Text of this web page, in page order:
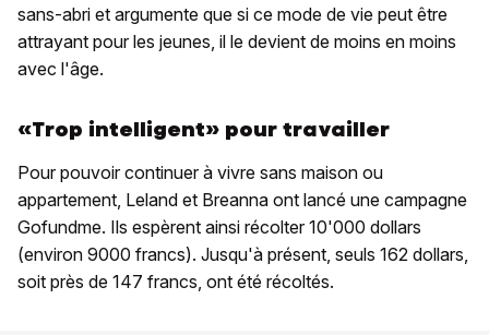
sans-abri et argumente que si ce mode de vie peut être
attrayant pour les jeunes, il le devient de moins en moins
avec l'âge.
«Trop intelligent» pour travailler
Pour pouvoir continuer à vivre sans maison ou
appartement, Leland et Breanna ont lancé une campagne
Gofundme. Ils espèrent ainsi récolter 10'000 dollars
(environ 9000 francs). Jusqu'à présent, seuls 162 dollars,
soit près de 147 francs, ont été récoltés.